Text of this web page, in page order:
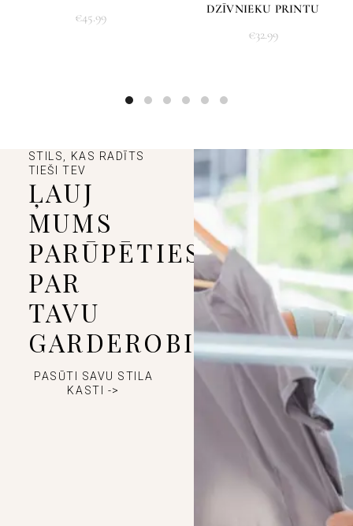
€45.99
DZĪVNIEKU PRINTU
€32.99
STILS, KAS RADĪTS
TIEŠI TEV
ĻAUJ
MUMS
PARŪPĒTIES
PAR
TAVU
GARDEROBI
PASŪTI SAVU STILA
KASTI ->